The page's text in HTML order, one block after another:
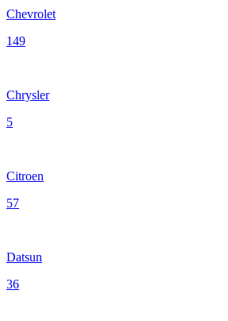
Chevrolet
149
Chrysler
5
Citroen
57
Datsun
36